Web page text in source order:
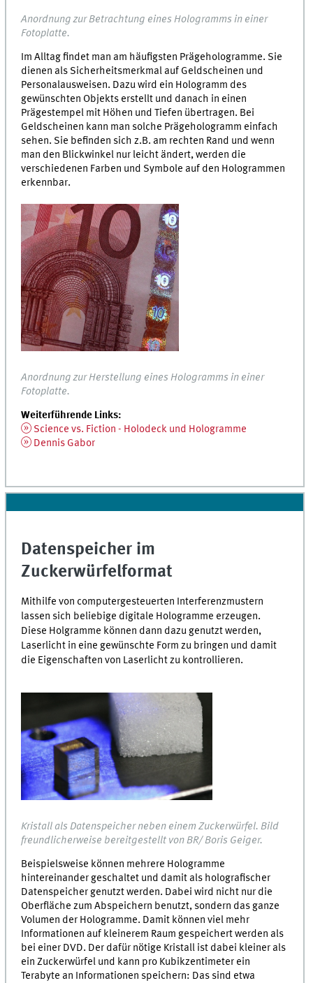
Anordnung zur Betrachtung eines Hologramms in einer
Fotoplatte.
Im Alltag findet man am häufigsten Prägehologramme. Sie
dienen als Sicherheitsmerkmal auf Geldscheinen und
Personalausweisen. Dazu wird ein Hologramm des
gewünschten Objekts erstellt und danach in einen
Prägestempel mit Höhen und Tiefen übertragen. Bei
Geldscheinen kann man solche Prägehologramm einfach
sehen. Sie befinden sich z.B. am rechten Rand und wenn
man den Blickwinkel nur leicht ändert, werden die
verschiedenen Farben und Symbole auf den Hologrammen
erkennbar.
Anordnung zur Herstellung eines Hologramms in einer
Fotoplatte.
Weiterführende Links:
Science vs. Fiction - Holodeck und Hologramme
Dennis Gabor
Datenspeicher im
Zuckerwürfelformat
Mithilfe von computergesteuerten Interferenzmustern
lassen sich beliebige digitale Hologramme erzeugen.
Diese Holgramme können dann dazu genutzt werden,
Laserlicht in eine gewünschte Form zu bringen und damit
die Eigenschaften von Laserlicht zu kontrollieren.
Kristall als Datenspeicher neben einem Zuckerwürfel. Bild
freundlicherweise bereitgestellt von BR/ Boris Geiger.
Beispielsweise können mehrere Hologramme
hintereinander geschaltet und damit als holografischer
Datenspeicher genutzt werden. Dabei wird nicht nur die
Oberfläche zum Abspeichern benutzt, sondern das ganze
Volumen der Hologramme. Damit können viel mehr
Informationen auf kleinerem Raum gespeichert werden als
bei einer DVD. Der dafür nötige Kristall ist dabei kleiner als
ein Zuckerwürfel und kann pro Kubikzentimeter ein
Terabyte an Informationen speichern: Das sind etwa